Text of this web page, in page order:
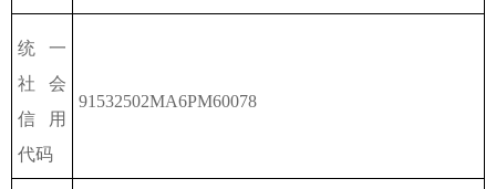
统一
社会
信用
代码
91532502MA6PM60078